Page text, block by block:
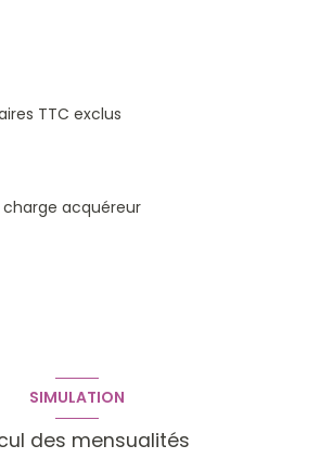
TTC exclus
charge acquéreur
SIMULATION
des mensualités